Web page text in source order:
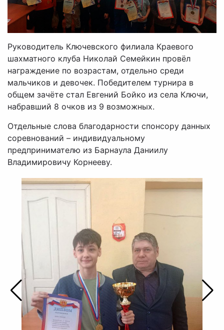
Руководитель Ключевского филиала Краевого
шахматного клуба Николай Семейкин провёл
награждение по возрастам, отдельно среди
мальчиков и девочек. Победителем турнира в
общем зачёте стал Евгений Бойко из села Ключи,
набравший 8 очков из 9 возможных.
Отдельные слова благодарности спонсору данных
соревнований – индивидуальному
предпринимателю из Барнаула Даниилу
Владимировичу Корнееву.